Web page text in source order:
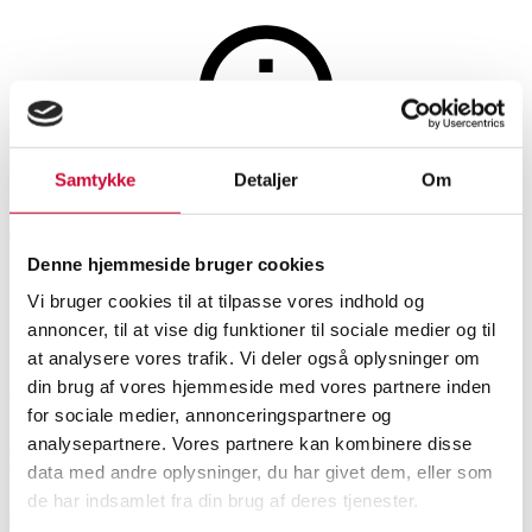
Samtykke Detaljer Om
Denne hjemmeside bruger cookies
Vi bruger cookies til at tilpasse vores indhold og
annoncer, til at vise dig funktioner til sociale medier og til
at analysere vores trafik. Vi deler også oplysninger om
din brug af vores hjemmeside med vores partnere inden
for sociale medier, annonceringspartnere og
analysepartnere. Vores partnere kan kombinere disse
data med andre oplysninger, du har givet dem, eller som
de har indsamlet fra din brug af deres tjenester.
Lænestole
Auktionen er afsluttet
To 'Manila' loungestole (2)
SHOWROOM
Roskilde
VURDERING
DKK 7.400
VARENUMMER
6541913
Beskrivelse